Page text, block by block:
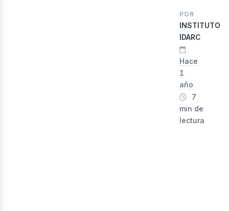
POR
INSTITUTO
IDARC
Hace
1
año
7
min de
lectura